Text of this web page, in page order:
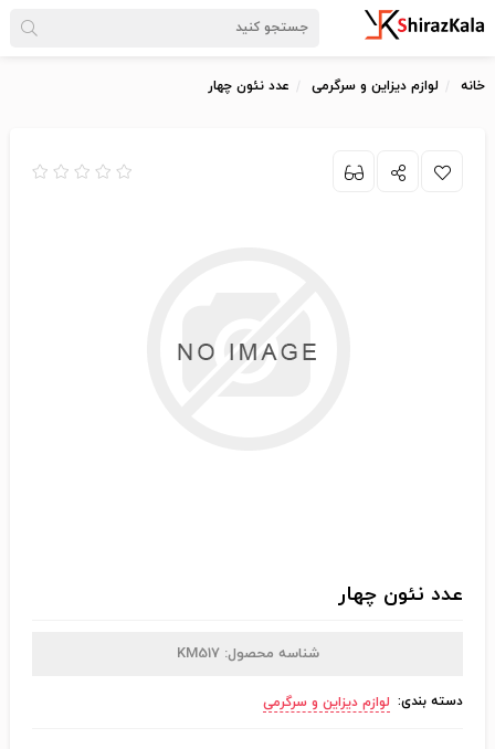
خانه لوازم دیزاین و سرگرمی عدد نئون چهار
عدد نئون چهار
شناسه محصول: KM517
دسته بندی: لوازم دیزاین و سرگرمی